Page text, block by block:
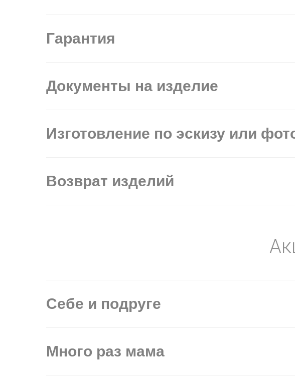
Гарантия
Документы на изделие
Изготовление по эскизу или
Возврат изделий
Себе и подруге
Много раз мама